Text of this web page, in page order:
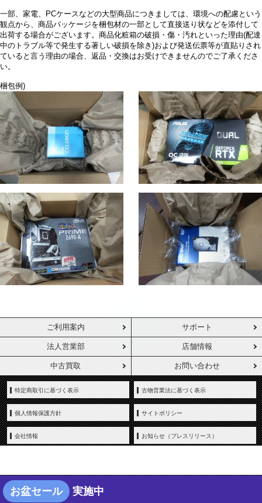
一部、家電、PCケースなどの大型商品につきましては、環境への配慮という
観点から、商品パッケージを梱包材の一部として直接送り状などを添付して
出荷する場合がございます。商品化粧箱の破損・傷・汚れといった理由(配達
中のトラブル等で発生する著しい破損を除き)および発送伝票等が直貼りされ
ていると言う理由の場合、返品・交換はお受けできませんのでご了承くださ
い。
梱包例)
ご利用案内 サポート
法人営業部 店舗情報
中古買取 お問い合わせ
特定商取引に基づく表示 古物営業法に基づく表示
個人情報保護方針 サイトポリシー
会社情報 お知らせ（プレスリリース）
お盆セール 実施中